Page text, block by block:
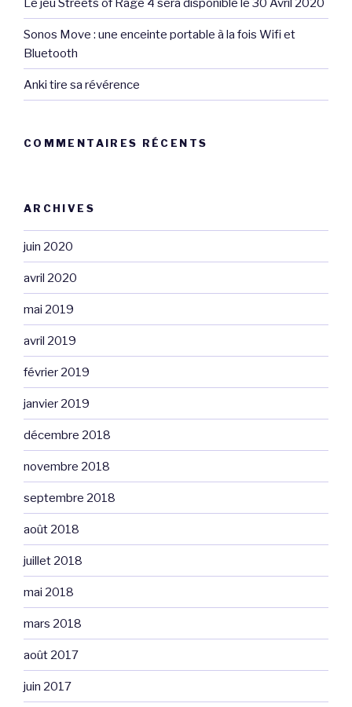
Le jeu Streets of Rage 4 sera disponible le 30 Avril 2020
Sonos Move : une enceinte portable à la fois Wifi et
Bluetooth
Anki tire sa révérence
COMMENTAIRES RÉCENTS
ARCHIVES
juin 2020
avril 2020
mai 2019
avril 2019
février 2019
janvier 2019
décembre 2018
novembre 2018
septembre 2018
août 2018
juillet 2018
mai 2018
mars 2018
août 2017
juin 2017